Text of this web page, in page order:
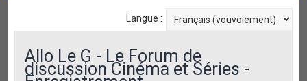
Langue :
Allo Le G - Le Forum de
discussion Cinéma et Séries -